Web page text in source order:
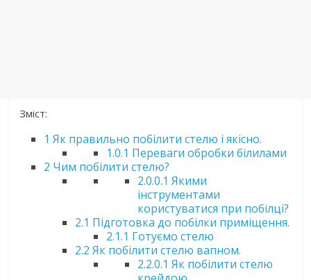
Зміст:
1 Як правильно побілити стелю і якісно.
1.0.1 Переваги обробки білилами
2 Чим побілити стелю?
2.0.0.1 Якими
інструментами
користуватися при побілці?
2.1 Підготовка до побілки приміщення.
2.1.1 Готуємо стелю
2.2 Як побілити стелю вапном.
2.2.0.1 Як побілити стелю